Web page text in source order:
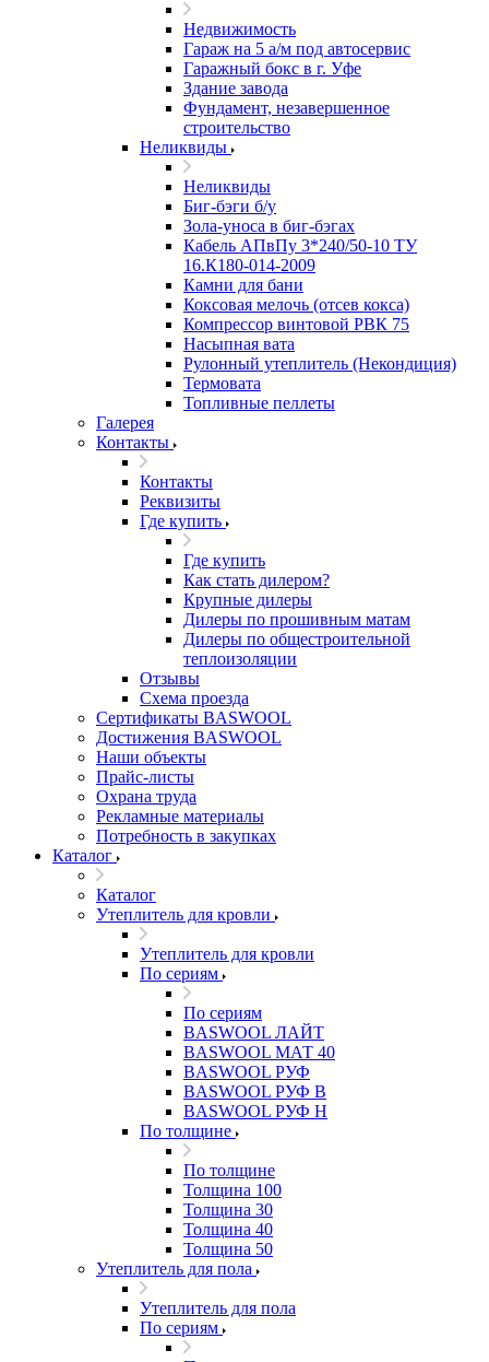
Недвижимость
Гараж на 5 а/м под автосервис
Гаражный бокс в г. Уфе
Здание завода
Фундамент, незавершенное
строительство
Неликвиды
Неликвиды
Биг-бэги б/у
Зола-уноса в биг-бэгах
Кабель АПвПу 3*240/50-10 ТУ
16.К180-014-2009
Камни для бани
Коксовая мелочь (отсев кокса)
Компрессор винтовой РВК 75
Насыпная вата
Рулонный утеплитель (Некондиция)
Термовата
Топливные пеллеты
Галерея
Контакты
Контакты
Реквизиты
Где купить
Где купить
Как стать дилером?
Крупные дилеры
Дилеры по прошивным матам
Дилеры по общестроительной
теплоизоляции
Отзывы
Схема проезда
Сертификаты BASWOOL
Достижения BASWOOL
Наши объекты
Прайс-листы
Охрана труда
Рекламные материалы
Потребность в закупках
Каталог
Каталог
Утеплитель для кровли
Утеплитель для кровли
По сериям
По сериям
BASWOOL ЛАЙТ
BASWOOL МАТ 40
BASWOOL РУФ
BASWOOL РУФ В
BASWOOL РУФ Н
По толщине
По толщине
Толщина 100
Толщина 30
Толщина 40
Толщина 50
Утеплитель для пола
Утеплитель для пола
По сериям